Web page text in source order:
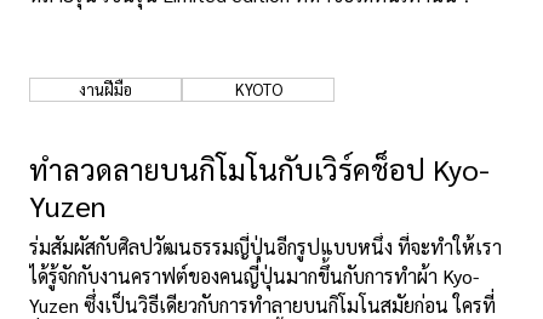
งานฝีมือ KYOTO
ทำลวดลายบนกิโมโนกับเวิร์คช็อป Kyo-
Yuzen
ร่มสัมผัสกับศิลปวัฒนธรรมญี่ปุ่นอีกรูปแบบหนึ่ง ที่จะทำให้เรา
ได้รู้จักกับงานคราฟต์ของคนญี่ปุ่นมากขึ้นกับการทำผ้า Kyo-
Yuzen ซึ่งเป็นวิธีเดียวกับการทำลายบนกิโมโนสมัยก่อน ใครที่